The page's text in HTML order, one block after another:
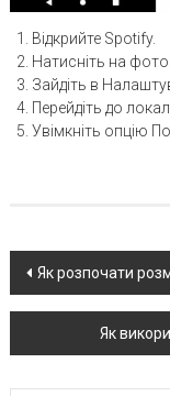
Відкрийте Spotify.
Натисніть на
Зайдіть в
Перейдіть до
Увімкніть опцію
Post
navigation
Як розпочати
Як